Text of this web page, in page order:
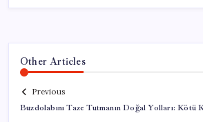
Other Articles
Previous
Buzdolabını Taze Tutmanın Doğal Yolları: Kötü